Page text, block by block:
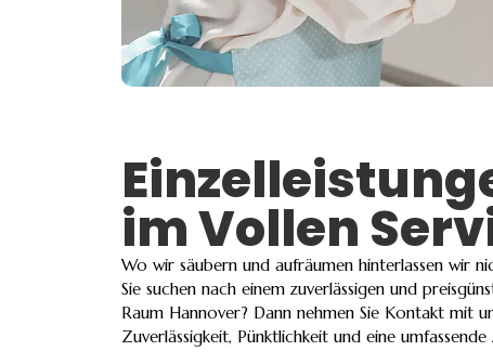
im Vollen
Wo wir säubern und aufräumen hinterlassen wir
Sie suchen nach einem zuverlässigen und
Raum Hannover? Dann nehmen Sie Kontakt mit
Zuverlässigkeit, Pünktlichkeit und eine umfassende